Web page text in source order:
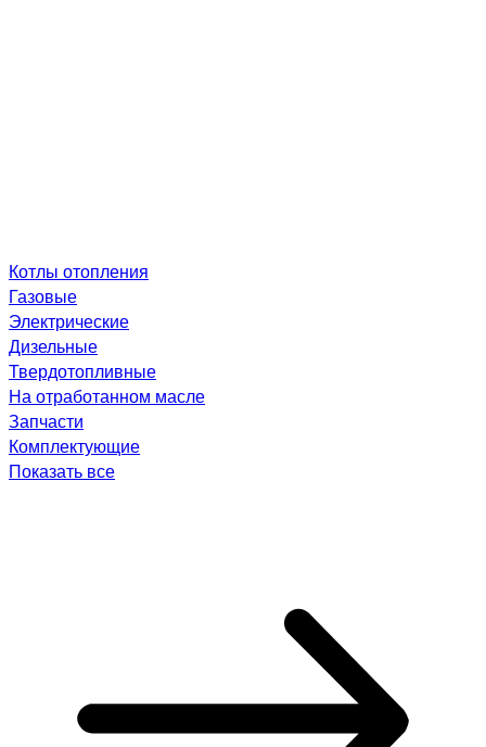
Котлы отопления
Газовые
Электрические
Дизельные
Твердотопливные
На отработанном масле
Запчасти
Комплектующие
Показать все